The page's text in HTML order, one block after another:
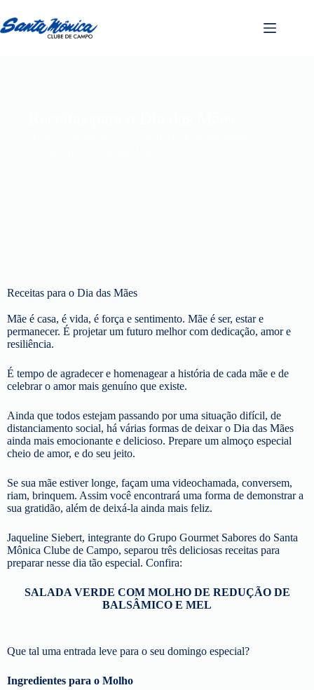
Receitas para o Dia das Mães
Mãe é casa, é vida, é força e sentimento. Mãe é ser, estar e
permanecer. É projetar um futuro melhor com dedicação, amor e
resiliência.
É tempo de agradecer e homenagear a história de cada mãe e de
celebrar o amor mais genuíno que existe.
Ainda que todos estejam passando por uma situação difícil, de
distanciamento social, há várias formas de deixar o Dia das Mães
ainda mais emocionante e delicioso. Prepare um almoço especial
cheio de amor, e do seu jeito.
Se sua mãe estiver longe, façam uma videochamada, conversem,
riam, brinquem. Assim você encontrará uma forma de demonstrar a
sua gratidão, além de deixá-la ainda mais feliz.
Jaqueline Siebert, integrante do Grupo Gourmet Sabores do Santa
Mônica Clube de Campo, separou três deliciosas receitas para
preparar nesse dia tão especial. Confira:
SALADA VERDE COM MOLHO DE REDUÇÃO DE
BALSÂMICO E MEL
Que tal uma entrada leve para o seu domingo especial?
Ingredientes para o Molho